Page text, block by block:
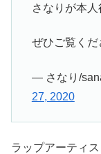
さなりが本
ぜひご覧くだ
— さなり/
27, 2020
ラップアーティ